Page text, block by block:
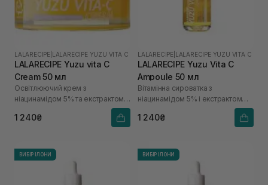
LALARECIPE LALARECIPE YUZU VITA C
LALARECIPE Yuzu vita C
Cream 50 мл
Освітлюючий крем з
ніацинамідом 5% та екстрактом
1 240₴
LALARECIPE LALARECIPE YUZU VITA C
LALARECIPE Yuzu Vita C
Ampoule 50 мл
Вітамінна сироватка з
ніацинамідом 5% і екстрактом
1 240₴
ВИБІР ІЛОНИ ВИБІР ІЛОНИ